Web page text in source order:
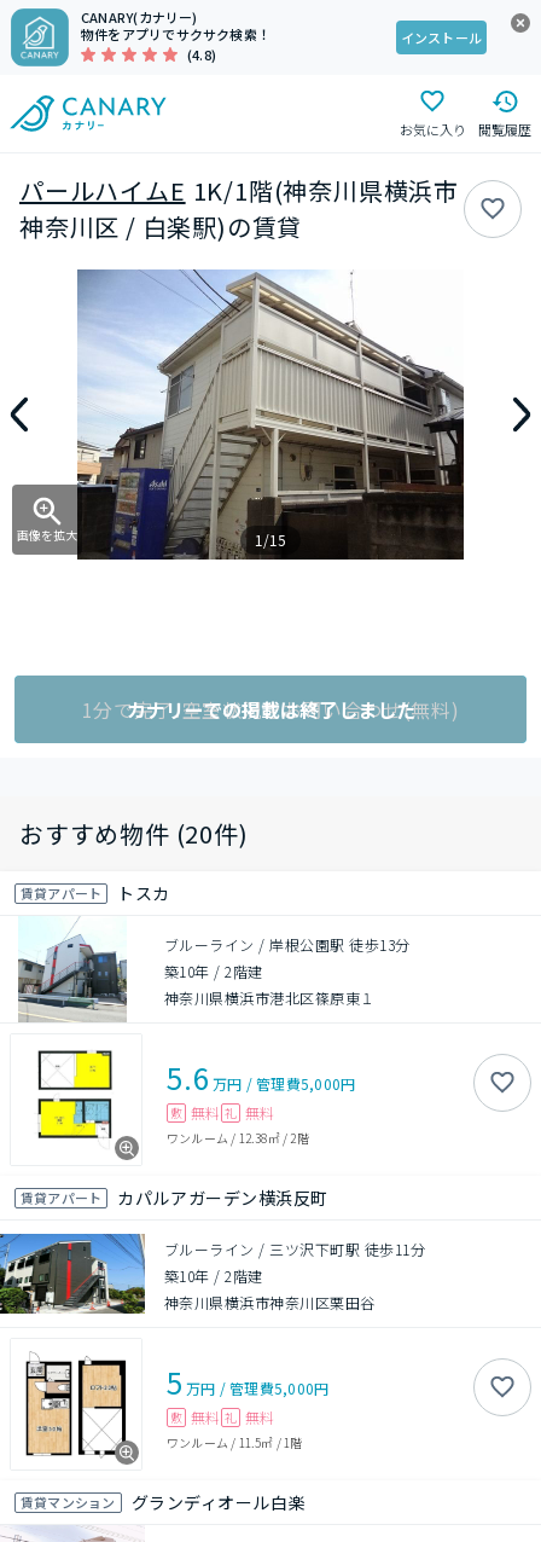
CANARY(カナリー)
物件をアプリでサクサク検索！
(4.8)
インストール
お気に入り 閲覧履歴
パールハイムE 1K/1階(神奈川県横浜市
神奈川区 / 白楽駅)の賃貸
画像を拡大 1/15
1分で完了!空室状況をお問い合わせ(無料)
カナリーでの掲載は終了しました
おすすめ物件 (20件)
賃貸アパート トスカ
ブルーライン / 岸根公園駅 徒歩13分
築10年 /2階建
神奈川県横浜市港北区篠原東１
5.6 万円 /管理費5,000円
敷 無料 礼 無料
ワンルーム / 12.38㎡/ 2階
賃貸アパート カパルアガーデン横浜反町
ブルーライン / 三ツ沢下町駅 徒歩11分
築10年 /2階建
神奈川県横浜市神奈川区栗田谷
5 万円 /管理費5,000円
敷 無料 礼 無料
ワンルーム / 11.5㎡ / 1階
賃貸マンション グランディオール白楽